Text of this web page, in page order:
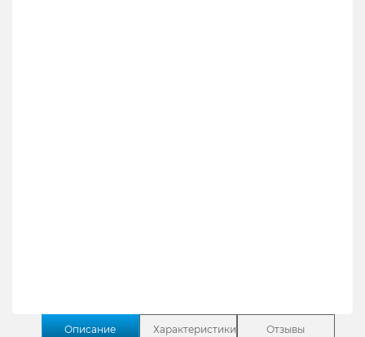
Описание Характеристики Отзывы